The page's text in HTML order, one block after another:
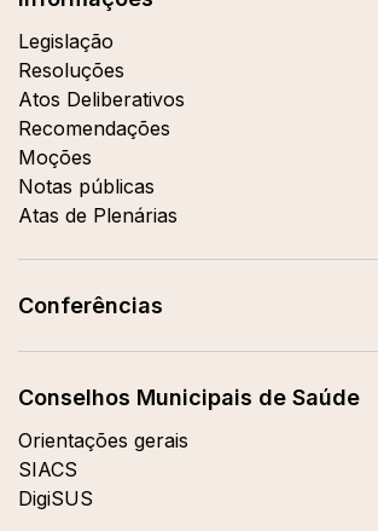
Legislação
Resoluções
Atos Deliberativos
Recomendações
Moções
Notas públicas
Atas de Plenárias
Conferências
Conselhos Municipais de Saúde
Orientações gerais
SIACS
DigiSUS